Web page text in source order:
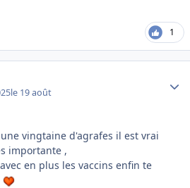
1
le 19 août
vingtaine d'agrafes il est vrai
importante ,
en plus les vaccins enfin te